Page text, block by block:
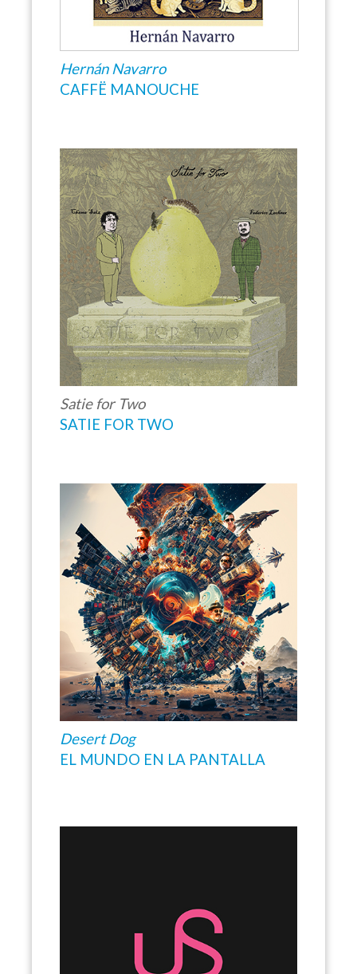
Hernán Navarro
CAFFË MANOUCHE
Satie for Two
SATIE FOR TWO
Desert Dog
EL MUNDO EN LA PANTALLA